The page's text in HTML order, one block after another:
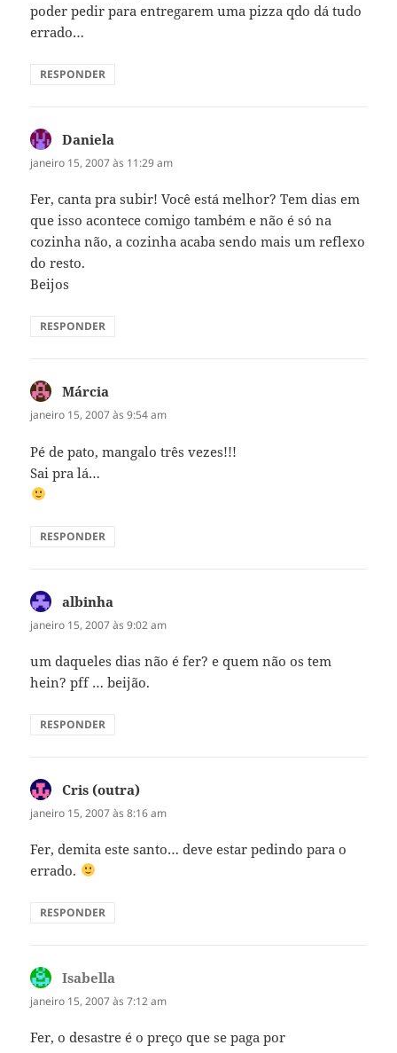
poder pedir para entregarem uma pizza qdo dá tudo
errado…
RESPONDER
Daniela
janeiro 15, 2007 às 11:29 am
Fer, canta pra subir! Você está melhor? Tem dias em
que isso acontece comigo também e não é só na
cozinha não, a cozinha acaba sendo mais um reflexo
do resto.
Beijos
RESPONDER
Márcia
janeiro 15, 2007 às 9:54 am
Pé de pato, mangalo três vezes!!!
Sai pra lá…
RESPONDER
albinha
janeiro 15, 2007 às 9:02 am
um daqueles dias não é fer? e quem não os tem
hein? pff … beijão.
RESPONDER
Cris (outra)
janeiro 15, 2007 às 8:16 am
Fer, demita este santo… deve estar pedindo para o
errado.
RESPONDER
Isabella
janeiro 15, 2007 às 7:12 am
Fer, o desastre é o preço que se paga por